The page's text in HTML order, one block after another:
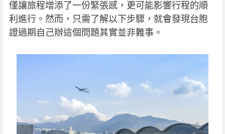
僅讓旅程增添了一份緊張感，更可能影響行程的順
利進行。然而，只需了解以下步驟，就會發現台胞
證過期自己辦這個問題其實並非難事。